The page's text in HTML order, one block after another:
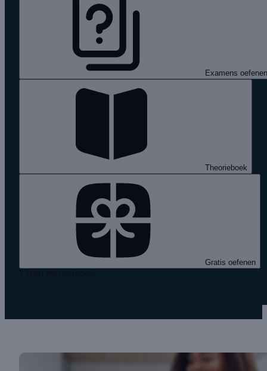
Examens oefenen
Theorieboek
Gratis oefenen